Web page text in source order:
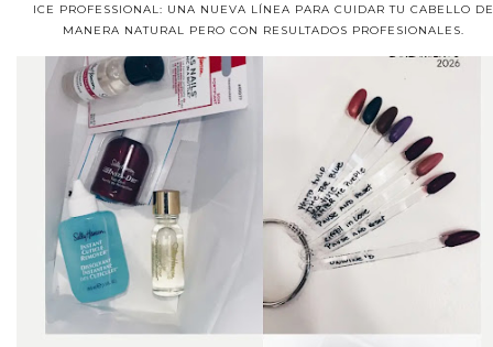
ICE PROFESSIONAL: UNA NUEVA LÍNEA PARA CUIDAR TU CABELLO DE
MANERA NATURAL PERO CON RESULTADOS PROFESIONALES.